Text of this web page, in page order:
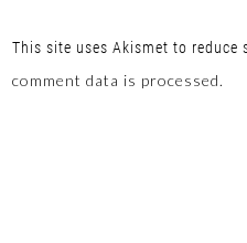
This site uses Akismet to reduce
comment data is processed.